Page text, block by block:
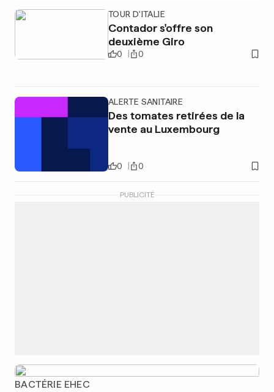
TOUR D'ITALIE
Contador s'offre son
deuxième Giro
0 0
ALERTE SANITAIRE
Des tomates retirées de la
vente au Luxembourg
0 0
PUBLICITÉ
BACTÉRIE EHEC